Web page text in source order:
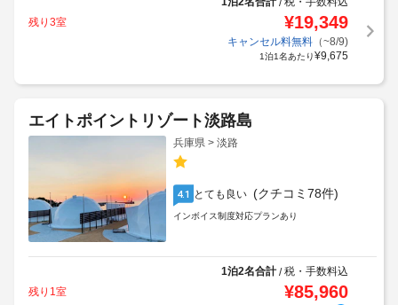
残り3室
¥19,349
キャンセル料無料（~8/9)
1泊1名あたり¥9,675
エイトポイントリゾート淡路島
兵庫県 > 淡路
4.1 とても良い (クチコミ78件)
インボイス制度対応プランあり
1泊2名合計/税・手数料込
残り1室
¥85,960